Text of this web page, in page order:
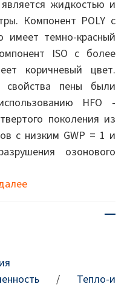
жидкостью и
Компонент POLY с
имеет темно-красный
ISO с более
коричневый цвет.
свойства пены были
HFO -
поколения из
с низким GWP = 1 и
озонового
/ Тепло-и